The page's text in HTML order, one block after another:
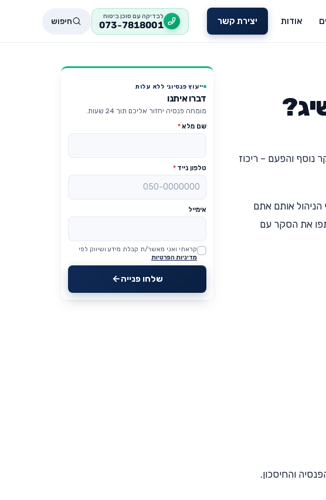
אודות יצירת קשר לבדיקה עם סוכן ביטוח
073-7818001 חיפוש
נוסף והפעם – ריכוז
הניהול אותם אתם
את הסקר עם
והחיסכון.
ייעוץ פנסיוני ללא עלות
דברו איתנו
מומחה פנסיה יחזור אליכם תוך 24 שעות.
שם מלא*
טלפון נייד *
אימייל
Website
קראתי ואני מאשר/ת קבלת מידע ושיווק לפי
מדיניות הפרטיות
שלחו פנייה